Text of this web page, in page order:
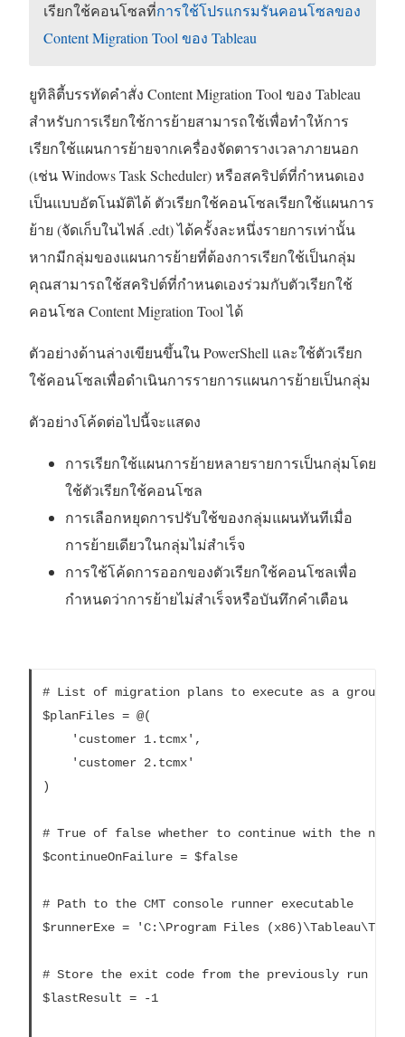
เรียกใช้คอนโซลที่การใช้โปรแกรมรันคอนโซลของ
Content Migration Tool ของ Tableau
ยูทิลิตี้บรรทัดคำสั่ง Content Migration Tool ของ Tableau
สำหรับการเรียกใช้การย้ายสามารถใช้เพื่อทำให้การ
เรียกใช้แผนการย้ายจากเครื่องจัดตารางเวลาภายนอก
(เช่น Windows Task Scheduler) หรือสคริปต์ที่กำหนดเอง
เป็นแบบอัตโนมัติได้ ตัวเรียกใช้คอนโซลเรียกใช้แผนการ
ย้าย (จัดเก็บในไฟล์ .edt) ได้ครั้งละหนึ่งรายการเท่านั้น
หากมีกลุ่มของแผนการย้ายที่ต้องการเรียกใช้เป็นกลุ่ม
คุณสามารถใช้สคริปต์ที่กำหนดเองร่วมกับตัวเรียกใช้
คอนโซล Content Migration Toolได้
ตัวอย่างด้านล่างเขียนขึ้นใน PowerShell และใช้ตัวเรียก
ใช้คอนโซลเพื่อดำเนินการรายการแผนการย้ายเป็นกลุ่ม
ตัวอย่างโค้ดต่อไปนี้จะแสดง
การเรียกใช้แผนการย้ายหลายรายการเป็นกลุ่มโดย
ใช้ตัวเรียกใช้คอนโซล
การเลือกหยุดการปรับใช้ของกลุ่มแผนทันทีเมื่อ
การย้ายเดียวในกลุ่มไม่สำเร็จ
การใช้โค้ดการออกของตัวเรียกใช้คอนโซลเพื่อ
กำหนดว่าการย้ายไม่สำเร็จหรือบันทึกคำเตือน
# List of migration plans to execute as a group.
$planFiles = @(
)
# True of false whether to continue with the
$continueOnFailure = $false
# Path to the CMT console runner executable
$runnerExe = 'C:\Program Files
# Store the exit code from the previously run
$lastResult = -1